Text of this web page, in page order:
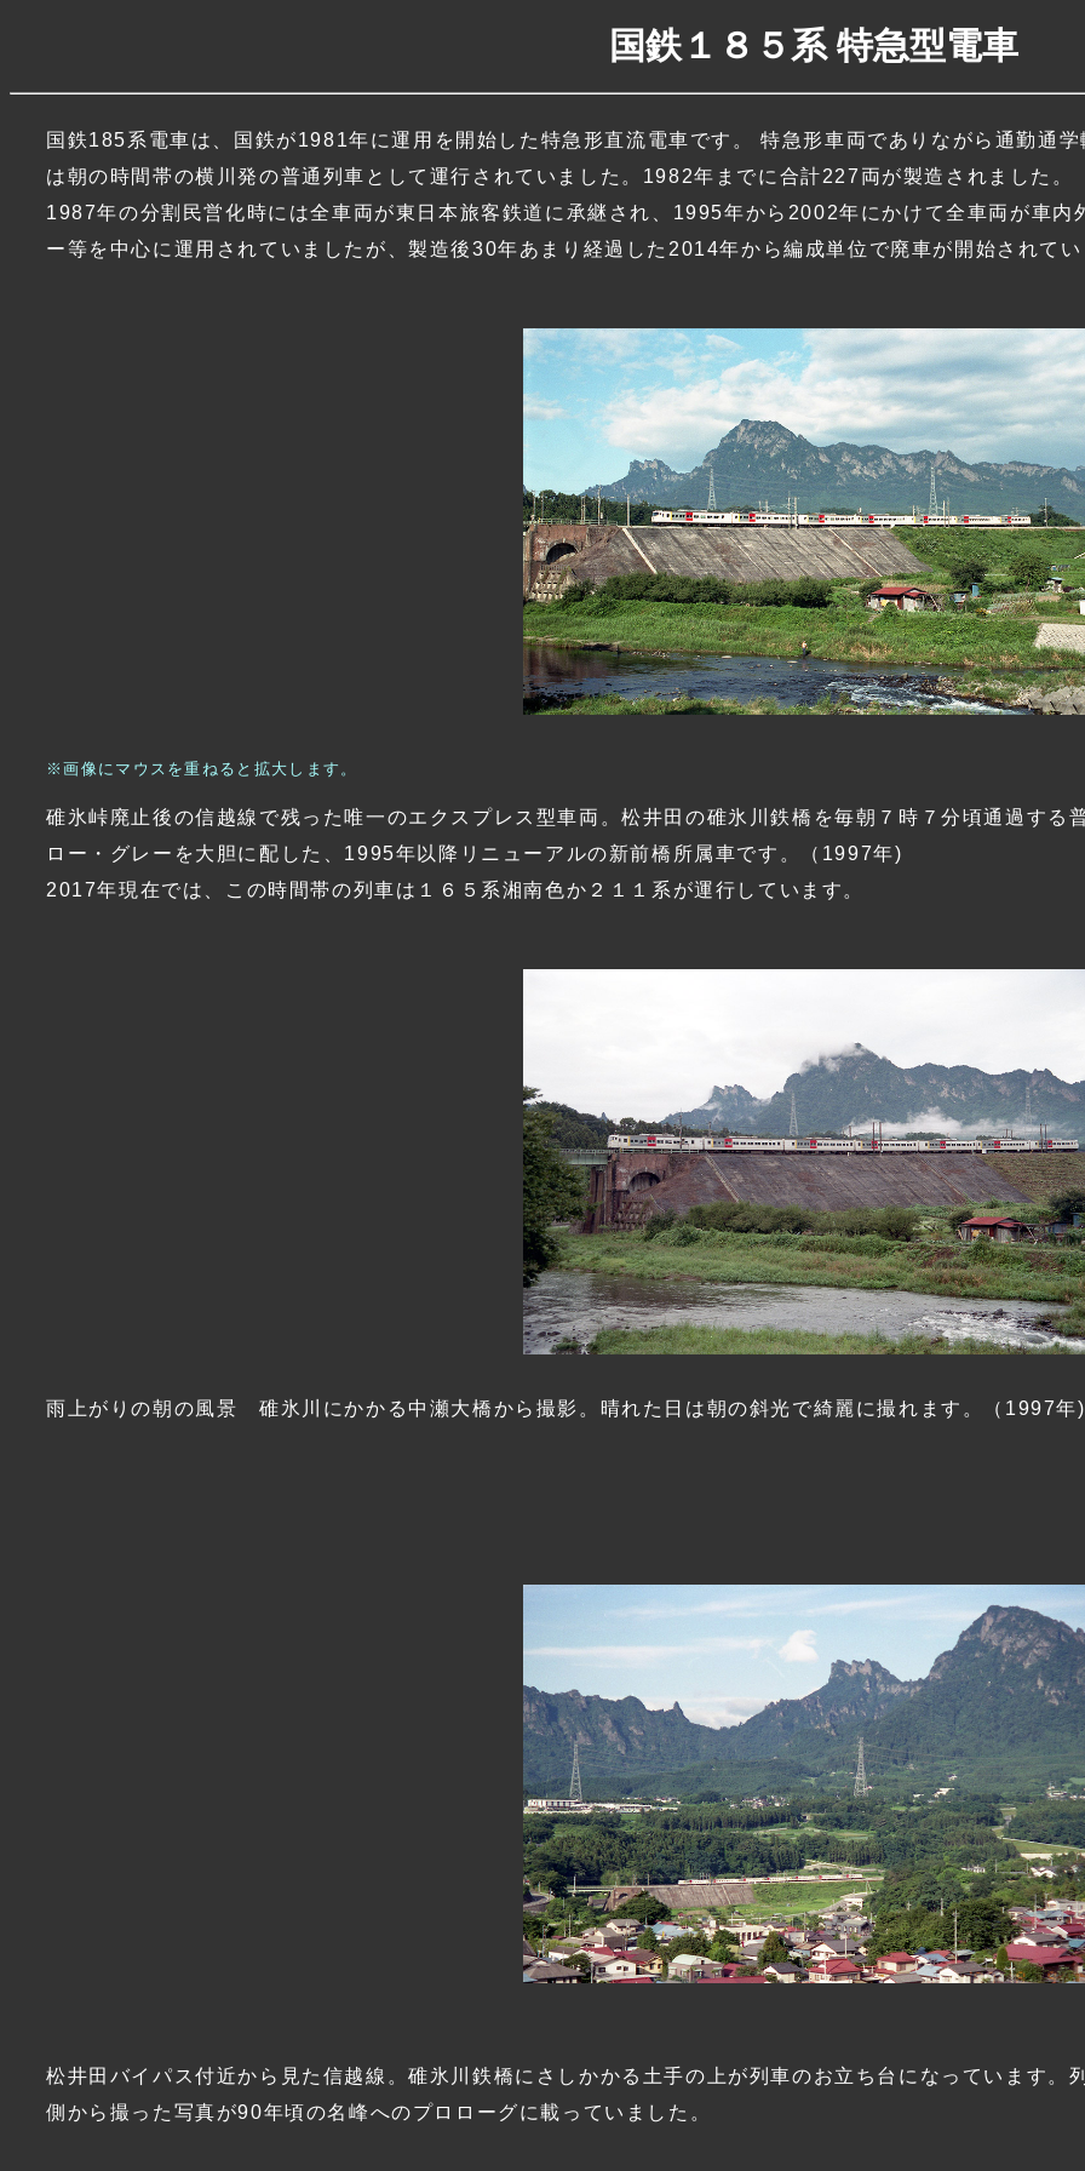
国鉄１８５系 特急型電車
国鉄185系電車は、国鉄が1981年に運用を開始した特急形直流電車です。 特急形車両でありながら通勤通
は朝の時間帯の横川発の普通列車として運行されていました。1982年までに合計227両が製造されました。
1987年の分割民営化時には全車両が東日本旅客鉄道に承継され、1995年から2002年にかけて全車両が車
ー等を中心に運用されていましたが、製造後30年あまり経過した2014年から編成単位で廃車が開始されて
※画像にマウスを重ねると拡大します。
碓氷峠廃止後の信越線で残った唯一のエクスプレス型車両。松井田の碓氷川鉄橋を毎朝７時７分頃通過する
ロー・グレーを大胆に配した、1995年以降リニューアルの新前橋所属車です。（1997年)
2017年現在では、この時間帯の列車は１６５系湘南色か２１１系が運行しています。
雨上がりの朝の風景 碓氷川にかかる中瀬大橋から撮影。晴れた日は朝の斜光で綺麗に撮れます。（1997年)
松井田バイパス付近から見た信越線。碓氷川鉄橋にさしかかる土手の上が列車のお立ち台になっています。
側から撮った写真が90年頃の名峰へのプロローグに載っていました。